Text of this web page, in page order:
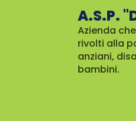
A.S.P.
Azienda
rivolti alla
anziani,
bambini.